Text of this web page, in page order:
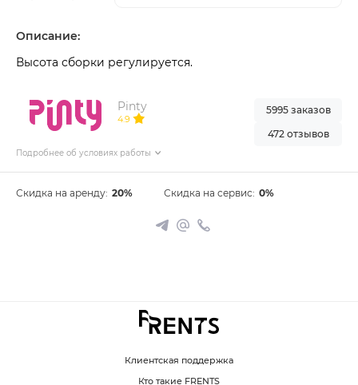
Описание:
Высота сборки регулируется.
Pinty
4.9
Подробнее об условиях работы
5995 заказов
472 отзывов
Скидка на аренду: 20% Скидка на сервис: 0%
Клиентская поддержка
Кто такие FRENTS